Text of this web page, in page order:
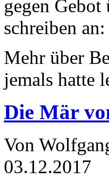
gegen Gebot
schreiben an:
Mehr über
jemals hatte
Die Mär
Von
03.12.2017